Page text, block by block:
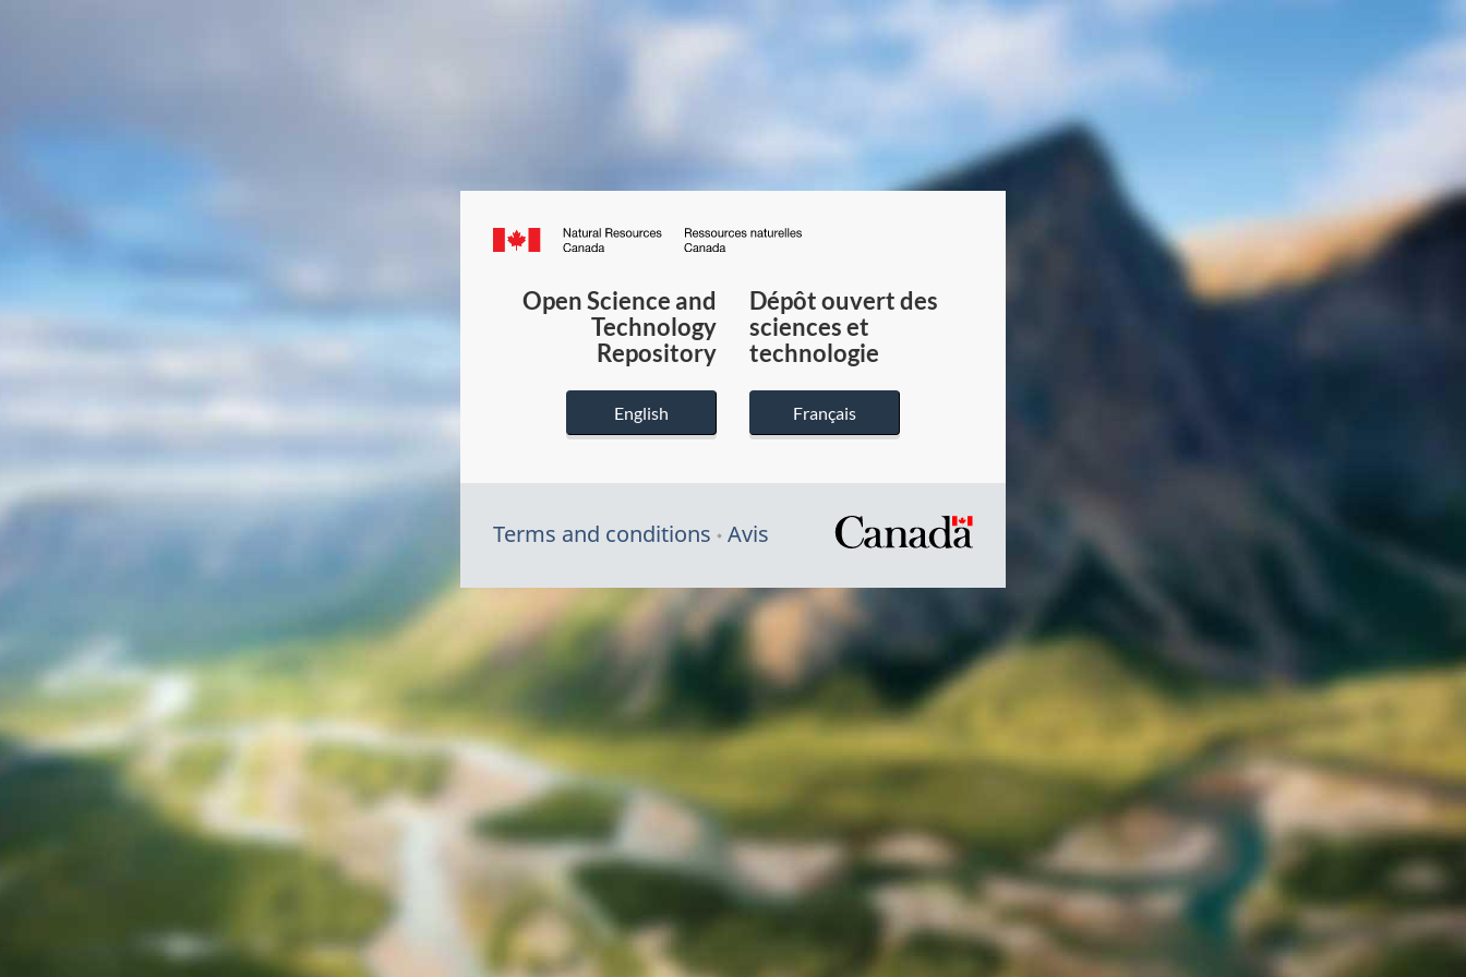
Canada.ca
du
Canada
Open Science and
Technology
Repository
English
Dépôt ouvert des
sciences et
technologie
Français
Terms and conditions Avis
/
gouvernement
du